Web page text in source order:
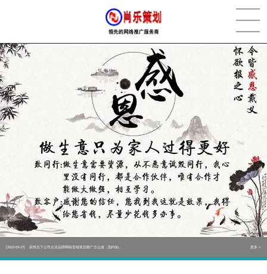
[2022-05-29] 实体门店如何做网络推广吸引客户，实体店网络营销技巧... 更多 >
[2022-05-04] 污水处理设备厂家产品如何做网络推广（污水处理项目网... 更多 >
[2022-03-27] 疫情当下公司企业品牌网络营销策划推广怎么做，国内知... 更多 >